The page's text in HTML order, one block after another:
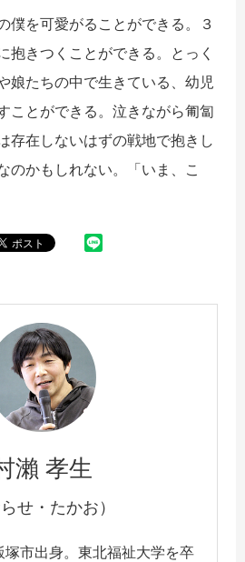
僕を可愛がることができる。３
抱きつくことができる。とっく
娘たちの中で生きている、幼児
ことができる。泣きながら匍匐
存在しないはずの戦地で抱きし
のかもしれない。「いま、こ
瀨 孝生
らせ・たかお）
市出身。東北福祉大学を卒